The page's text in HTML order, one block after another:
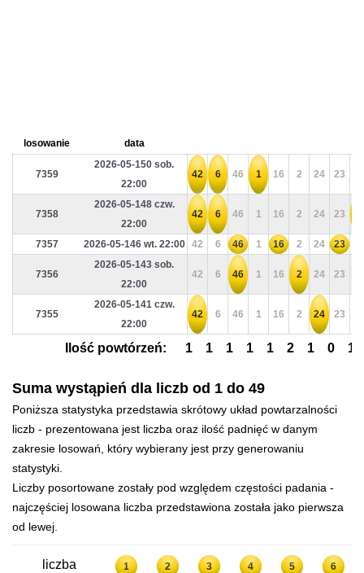
losowanie data
7359
2026-05-150 sob.
22:00
42 6 46 1 16 2 24 23
7358
2026-05-148 czw.
22:00
42 6 46 1 16 2 24 23
7357 2026-05-146 wt. 22:00 42 6 46 1 16 2 24 23
7356
2026-05-143 sob.
22:00
42 6 46 1 16 2 24 23
7355
2026-05-141 czw.
22:00
42 6 46 1 16 2 24 23
Ilość powtórzeń: 1 1 1 1 1 2 1 0 1
Suma wystąpień dla liczb od 1 do 49
Poniższa statystyka przedstawia skrótowy układ powtarzalności
liczb - prezentowana jest liczba oraz ilość padnięć w danym
zakresie losowań, który wybierany jest przy generowaniu
statystyki.
Liczby posortowane zostały pod względem częstości padania -
najczęściej losowana liczba przedstawiona została jako pierwsza
od lewej.
liczba 1 2 3 4 5 6